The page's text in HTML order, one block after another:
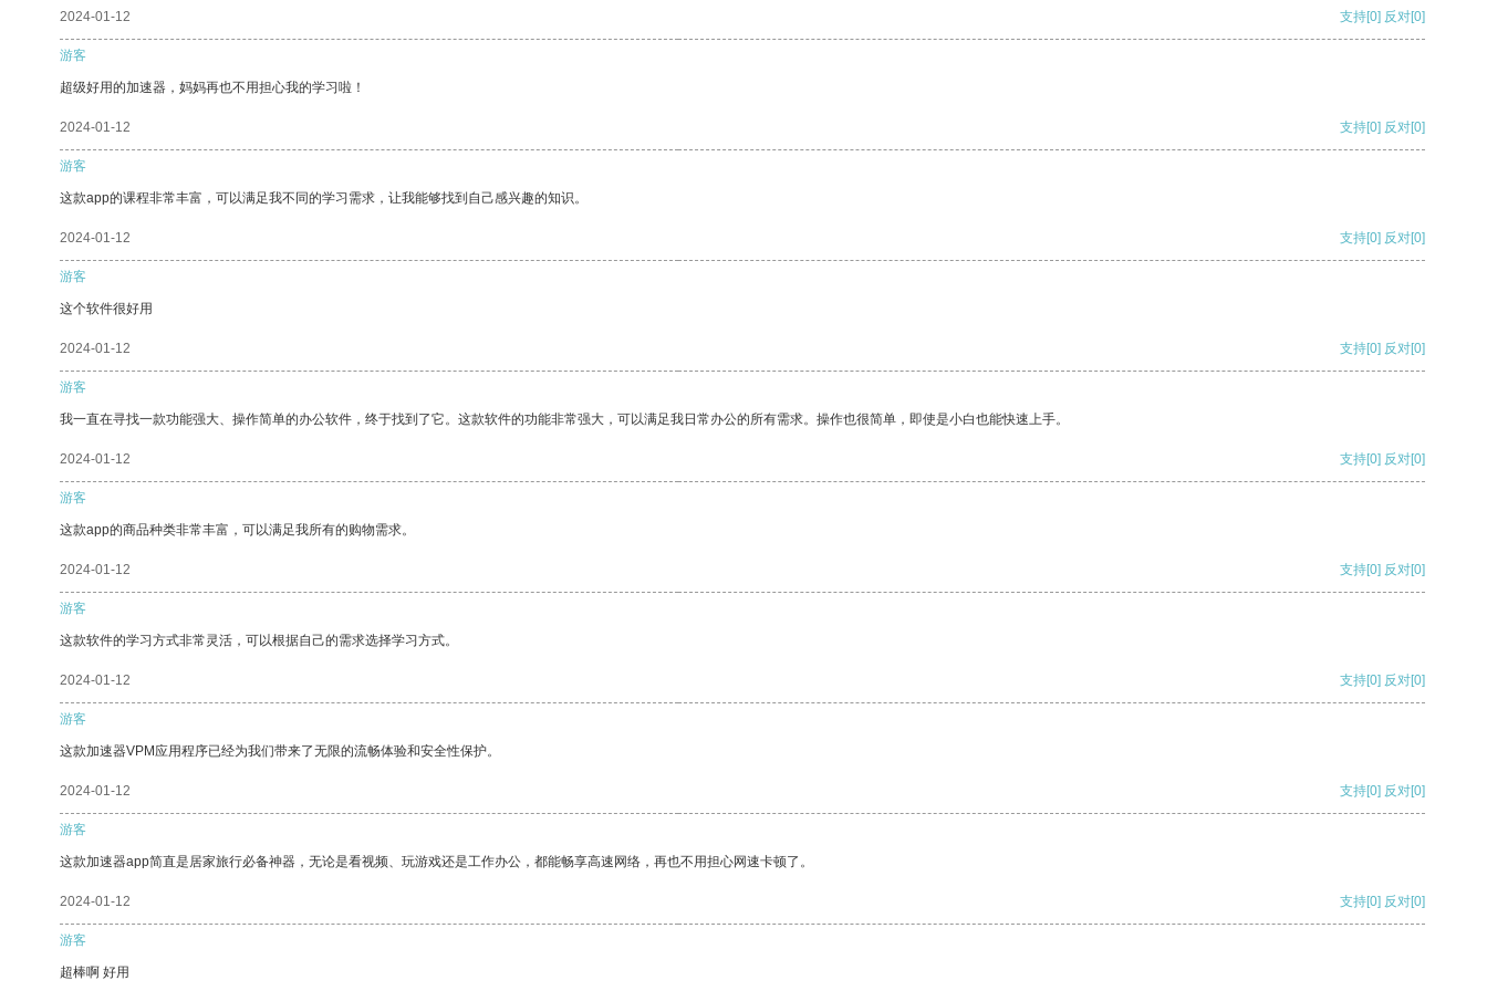
2024-01-12 支持[0] 反对[0]
游客
超级好用的加速器，妈妈再也不用担心我的学习啦！
2024-01-12 支持[0] 反对[0]
游客
这款app的课程非常丰富，可以满足我不同的学习需求，让我能够找到自己感兴趣的知识。
2024-01-12 支持[0] 反对[0]
游客
这个软件很好用
2024-01-12 支持[0] 反对[0]
游客
我一直在寻找一款功能强大、操作简单的办公软件，终于找到了它。这款软件的功能非常强大，可以满足我日常办公的所有需求。操作也很简单，即使是小白也能快速上手。
2024-01-12 支持[0] 反对[0]
游客
这款app的商品种类非常丰富，可以满足我所有的购物需求。
2024-01-12 支持[0] 反对[0]
游客
这款软件的学习方式非常灵活，可以根据自己的需求选择学习方式。
2024-01-12 支持[0] 反对[0]
游客
这款加速器VPM应用程序已经为我们带来了无限的流畅体验和安全性保护。
2024-01-12 支持[0] 反对[0]
游客
这款加速器app简直是居家旅行必备神器，无论是看视频、玩游戏还是工作办公，都能畅享高速网络，再也不用担心网速卡顿了。
2024-01-12 支持[0] 反对[0]
游客
超棒啊 好用